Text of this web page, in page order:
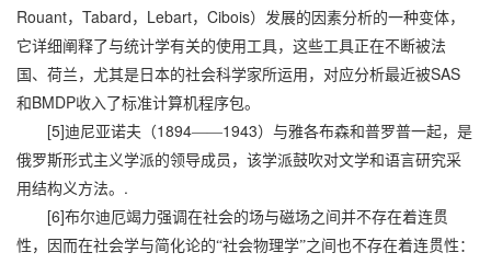
Rouant， Tabard ， Lebart， Cibois）发展的因素分析的一种变体，
它详细阐释了与统计学有关的使用工具，这些工具正在不断被法
国、荷兰，尤其是日本的社会科学家所运用，对应分析最近被SAS
和 BMDP收入了标准计算机程序包。
[5]迪尼亚诺夫（1894——1943）与雅各布森和普罗普一起，是
俄罗斯形式主义学派的领导成员，该学派鼓吹对文学和语言研究采
用结构义方法。 .
[6]布尔迪厄竭力强调在社会的场与磁场之间并不存在着连贯
性，因而在社会学与简化论的“社会物理学”之间也不存在着连贯性：